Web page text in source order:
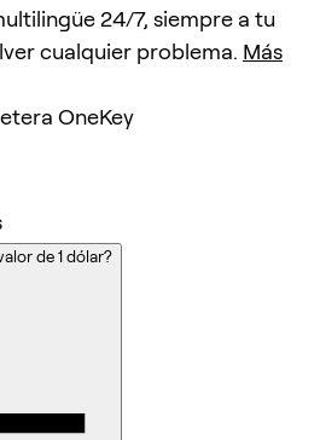
24/7, siempre a tu
cualquier problema. Más
OneKey
de 1 dólar?